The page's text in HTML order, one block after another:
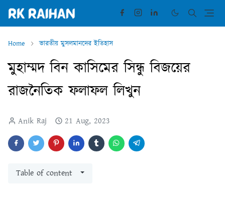
Home ভারতীয় মুসলমানদের ইতিহাস
মুহাম্মদ বিন কাসিমের সিন্ধু বিজয়ের
রাজনৈতিক ফলাফল লিখুন
Anik Raj 21 Aug, 2023
Table of content